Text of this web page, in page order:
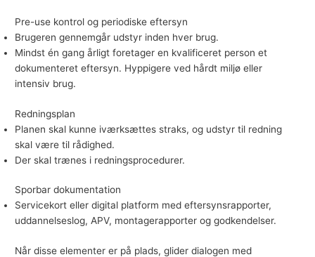
Pre-use kontrol og periodiske eftersyn
Brugeren gennemgår udstyr inden hver brug.
Mindst én gang årligt foretager en kvalificeret person et
dokumenteret eftersyn. Hyppigere ved hårdt miljø eller
intensiv brug.
Redningsplan
Planen skal kunne iværksættes straks, og udstyr til redning
skal være til rådighed.
Der skal trænes i redningsprocedurer.
Sporbar dokumentation
Servicekort eller digital platform med eftersynsrapporter,
uddannelseslog, APV, montagerapporter og godkendelser.
Når disse elementer er på plads, glider dialogen med